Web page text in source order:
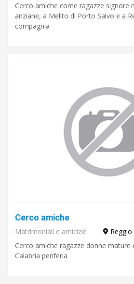
Cerco amiche come ragazze signore
anziane, a Melito di Porto Salvo e a
compagnia
Cerco amiche
Matrimoniali e amicizie
Reggio
Cerco amiche ragazze donne mature
Calabria periferia